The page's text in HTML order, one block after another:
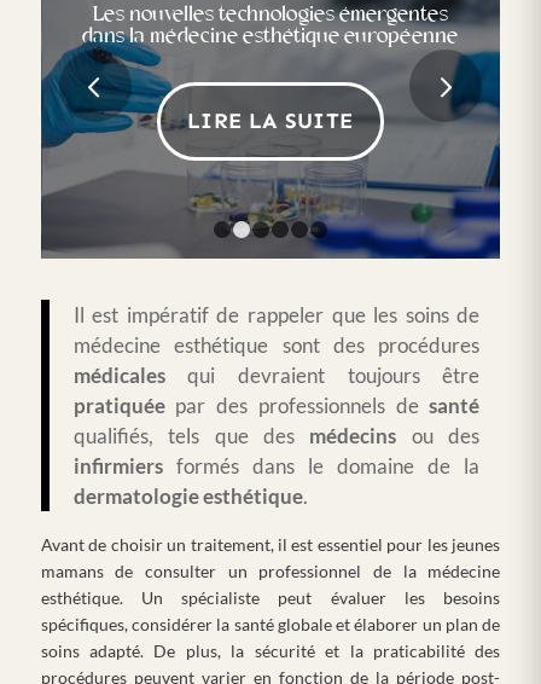
Les nouvelles technologies émergentes
dans la médecine esthétique européenne
LIRE LA SUITE
Les différences culturelles dans la
perception de la beauté en Europe
LIRE LA SUITE
Suivant
2 3 4 5 6
Il est impératif de rappeler que les soins de
médecine esthétique sont des procédures
médicalesqui devraient toujours être
pratiquéepar des professionnels desanté
qualifiés, tels que des médecins ou des
infirmiersformés dans le domaine de la
dermatologieesthétique.
Avant de choisir un traitement, il est essentiel pour les jeunes
mamans de consulter un professionnel de la médecine
esthétique. Un spécialiste peut évaluer les besoins
spécifiques, considérer la santé globale et élaborer un plan de
soins adapté. De plus, la sécurité et la praticabilité des
procédures peuvent varier en fonction de la période post-